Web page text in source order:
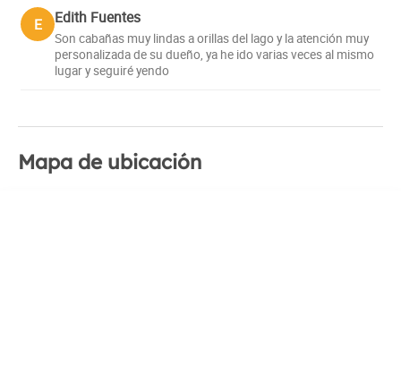
E Edith Fuentes
Son cabañas muy lindas a orillas del lago y la atención muy
personalizada de su dueño, ya he ido varias veces al mismo
lugar y seguiré yendo
Mapa de ubicación